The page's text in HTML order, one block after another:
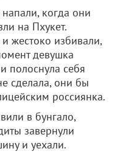
когда они
на Пхукет.
жестоко избивали,
девушка
полоснула себя
сделала, они бы
россиянка.
в бунгало,
завернули
и уехали.